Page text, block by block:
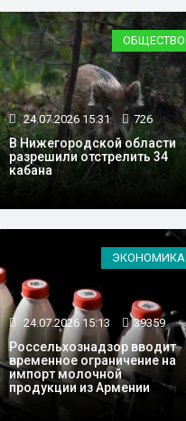
ОБЩЕСТВО
24.07.2026 15:31 726
В Нижегородской области
разрешили отстрелить 34
кабана
ЭКОНОМИКА
24.07.2026 15:13 39359
Россельхознадзор вводит
временное ограничение на
импорт молочной
продукции из Армении